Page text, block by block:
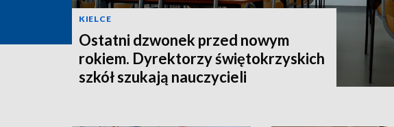
KIELCE
Ostatni dzwonek przed nowym
rokiem. Dyrektorzy świętokrzyskich
szkół szukają nauczycieli